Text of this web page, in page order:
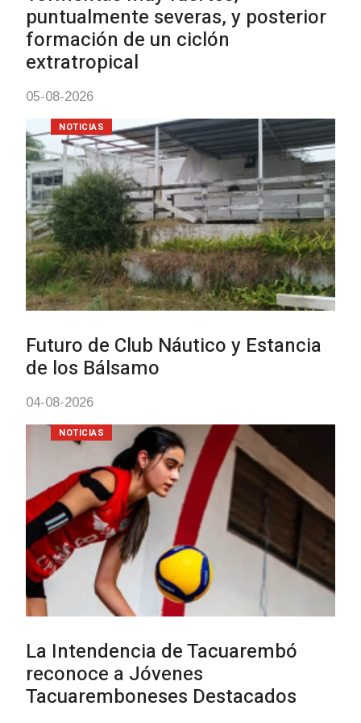
Charrúa
03-08-2026
Turismo accesible para
mayores
03-08-2026
vacunación contra el
meningococo
03-08-2026